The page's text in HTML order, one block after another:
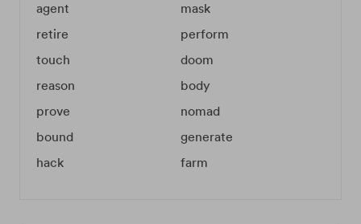
agent
mask
retire
perform
touch
doom
reason
body
prove
nomad
bound
generate
hack
farm